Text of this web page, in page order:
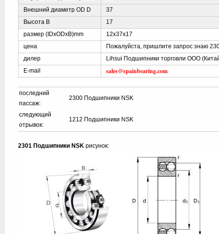
Внешний диаметр OD D
37
Высота B
17
размер (IDxODxB)mm
12x37x17
цена
Пожалуйста, пришлите запрос знаю
дилер
Lihsui Подшипники торговли ООО
E-mail
sales@spainbearing.com
последний
пассаж:
2300 Подшипники NSK
следующий
отрывок:
1212 Подшипники NSK
2301 Подшипники NSK рисунок: